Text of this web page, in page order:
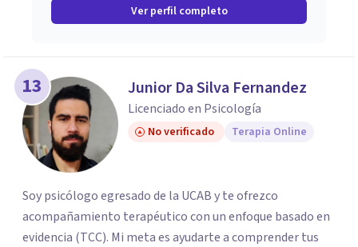
Ver perfil completo
13 Junior Da Silva Fernandez
Licenciado en Psicología
No verificado Terapia Online
Soy psicólogo egresado de la UCAB y te ofrezco
acompañamiento terapéutico con un enfoque basado en
evidencia (TCC). Mi meta es ayudarte a comprender tus